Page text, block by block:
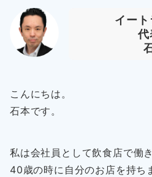
イー
代
こんにちは。
石本です。
私は会社員として飲食店で働き
40歳の時に自分のお店を持ち